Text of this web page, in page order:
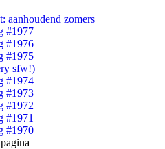
aanhoudend zomers
#1977
#1976
#1975
sfw!)
#1974
#1973
#1972
#1971
#1970